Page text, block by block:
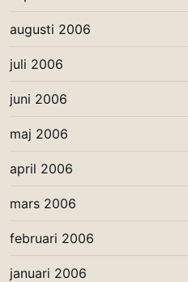
augusti 2006
juli 2006
juni 2006
maj 2006
april 2006
mars 2006
februari 2006
januari 2006